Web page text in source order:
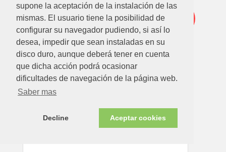
supone la aceptación de la instalación de las
mismas. El usuario tiene la posibilidad de
configurar su navegador pudiendo, si así lo
desea, impedir que sean instaladas en su
disco duro, aunque deberá tener en cuenta
que dicha acción podrá ocasionar
dificultades de navegación de la página web.
Saber mas
Decline Aceptar cookies
BREZO COMBINADO (BREZO+MIMBRE) 2 X 3 M